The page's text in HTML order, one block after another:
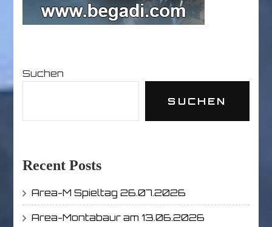
Suchen
SUCHEN
Recent Posts
Area-M Spieltag 26.07.2026
Area-Montabaur am 13.06.2026